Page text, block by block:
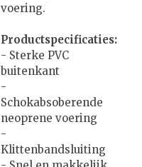
voering.
Productspecificaties:
- Sterke PVC
buitenkant
-
Schokabsoberende
neoprene voering
-
Klittenbandsluiting